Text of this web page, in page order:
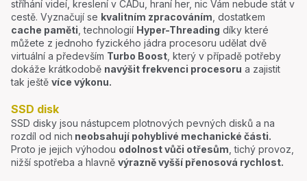
stříhání videí, kreslení v CADu, hraní her, nic Vám nebude stát v
cestě. Vyznačují se kvalitním zpracováním , dostatkem
cache paměti , technologií Hyper-Threading díky které
můžete z jednoho fyzického jádra procesoru udělat dvě
virtuální a především Turbo Boost , který v případě potřeby
dokáže krátkodobě navýšit frekvenci procesoru a zajistit
tak ještě více výkonu.
SSD disk
SSD disky jsou nástupcem plotnových pevných disků a na
rozdíl od nich neobsahují pohyblivé mechanické části.
Proto je jejich výhodou odolnost vůči otřesům , tichý provoz,
nižší spotřeba a hlavně výrazně vyšší přenosová rychlost.